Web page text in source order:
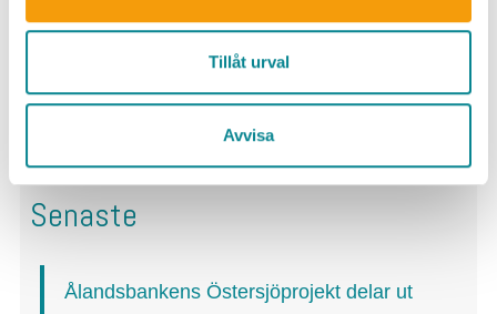
Tillåt urval
Avvisa
Sök artiklar
Senaste
Ålandsbankens Östersjöprojekt delar ut